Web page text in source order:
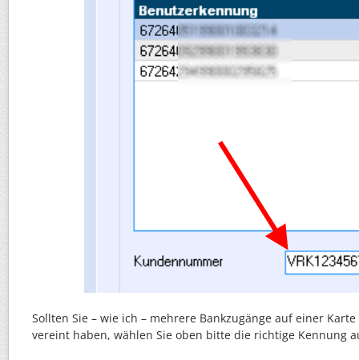
Sollten Sie – wie ich – mehrere Bankzugänge auf einer
vereint haben, wählen Sie oben bitte die richtige Kennung